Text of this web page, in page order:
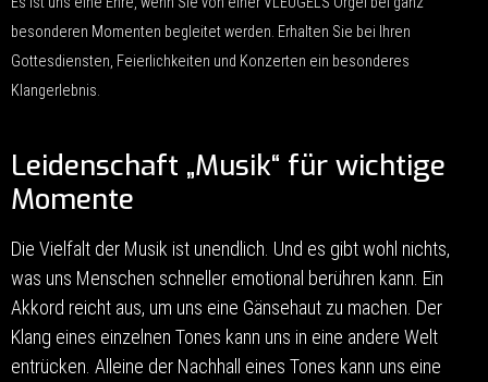
besonderen Momenten begleitet werden. Erhalten Sie bei Ihren
Gottesdiensten, Feierlichkeiten und Konzerten ein besonderes
Klangerlebnis.
Leidenschaft „Musik“ für wichtige
Momente
Die Vielfalt der Musik ist unendlich. Und es gibt wohl nichts,
was uns Menschen schneller emotional berühren kann. Ein
Akkord reicht aus, um uns eine Gänsehaut zu machen. Der
Klang eines einzelnen Tones kann uns in eine andere Welt
entrücken. Alleine der Nachhall eines Tones kann uns eine